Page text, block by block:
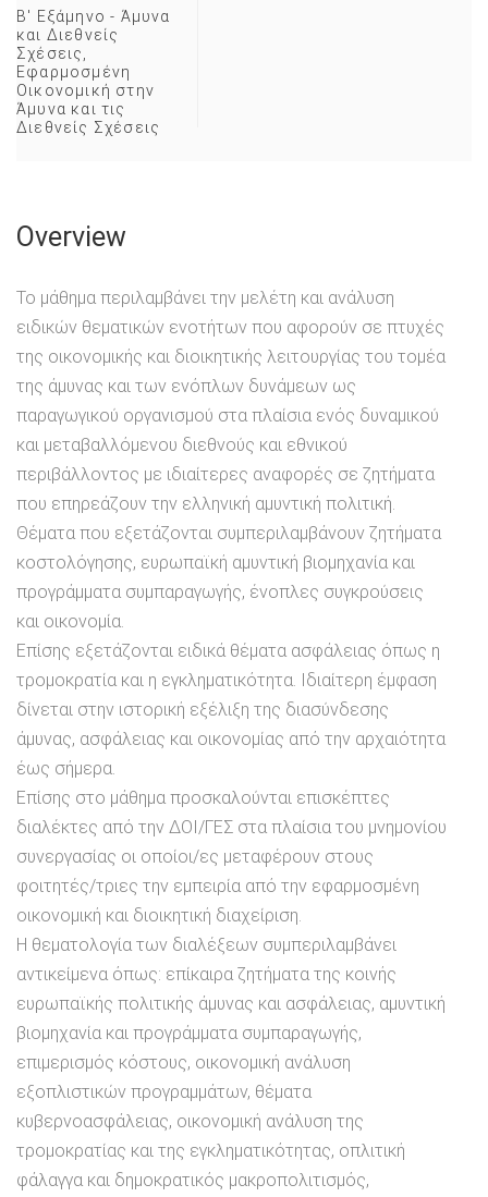
Β' Εξάμηνο - Άμυνα
και Διεθνείς
Σχέσεις
Εφαρμοσμένη
Οικονομική στην
Άμυνα και τις
Διεθνείς Σχέσεις
Overview
Το μάθημα περιλαμβάνει την μελέτη και ανάλυση
ειδικών θεματικών ενοτήτων που αφορούν σε πτυχές
της οικονομικής και διοικητικής λειτουργίας του τομέα
της άμυνας και των ενόπλων δυνάμεων ως
παραγωγικού οργανισμού στα πλαίσια ενός δυναμικού
και μεταβαλλόμενου διεθνούς και εθνικού
περιβάλλοντος με ιδιαίτερες αναφορές σε ζητήματα
που επηρεάζουν την ελληνική αμυντική πολιτική.
Θέματα που εξετάζονται συμπεριλαμβάνουν ζητήματα
κοστολόγησης, ευρωπαϊκή αμυντική βιομηχανία και
προγράμματα συμπαραγωγής, ένοπλες συγκρούσεις
και οικονομία.
Επίσης εξετάζονται ειδικά θέματα ασφάλειας όπως η
τρομοκρατία και η εγκληματικότητα. Ιδιαίτερη έμφαση
δίνεται στην ιστορική εξέλιξη της διασύνδεσης
άμυνας, ασφάλειας και οικονομίας από την αρχαιότητα
έως σήμερα.
Επίσης στο μάθημα προσκαλούνται επισκέπτες
διαλέκτες από την ΔΟΙ/ΓΕΣ στα πλαίσια του μνημονίου
συνεργασίας οι οποίοι/ες μεταφέρουν στους
φοιτητές/τριες την εμπειρία από την εφαρμοσμένη
οικονομική και διοικητική διαχείριση.
Η θεματολογία των διαλέξεων συμπεριλαμβάνει
αντικείμενα όπως: επίκαιρα ζητήματα της κοινής
ευρωπαϊκής πολιτικής άμυνας και ασφάλειας, αμυντική
βιομηχανία και προγράμματα συμπαραγωγής,
επιμερισμός κόστους, οικονομική ανάλυση
εξοπλιστικών προγραμμάτων, θέματα
κυβερνοασφάλειας, οικονομική ανάλυση της
τρομοκρατίας και της εγκληματικότητας, οπλιτική
φάλαγγα και δημοκρατικός μακροπολιτισμός,